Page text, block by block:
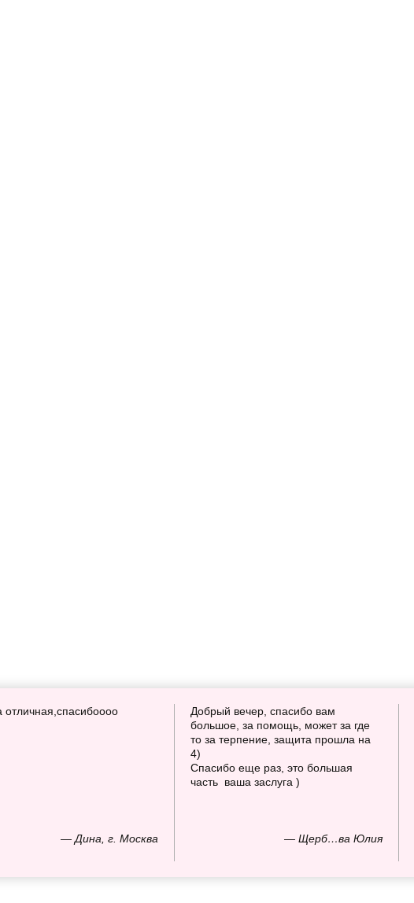
— Дина, г. Москва
отличная,спасибоооо
— Щерб…ва Юлия
Добрый вечер, спасибо вам
большое, за помощь, может за где
то за терпение, защита прошла на
4)
Спасибо еще раз, это большая
часть ваша заслуга )